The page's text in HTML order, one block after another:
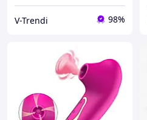
V-Trendi 98%